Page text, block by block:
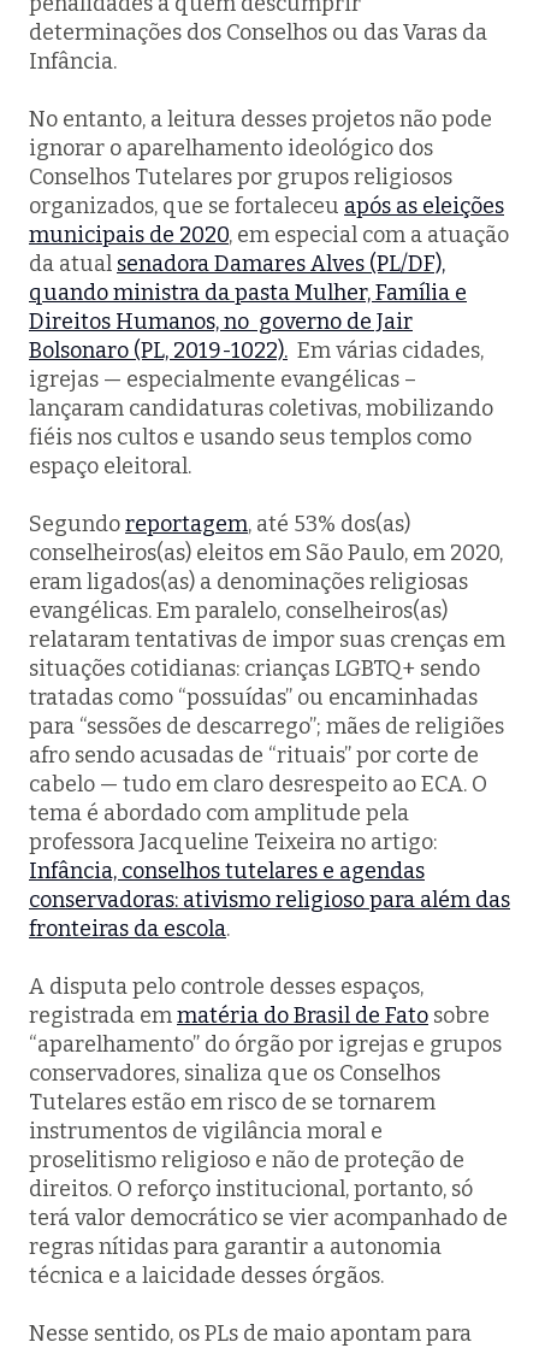
determinações dos Conselhos ou das Varas da
Infância.
No entanto, a leitura desses projetos não pode
ignorar o aparelhamento ideológico dos
Conselhos Tutelares por grupos religiosos
organizados, que se fortaleceu após as eleições
municipais de 2020, em especial com a atuação
da atual senadora Damares Alves (PL/DF),
quando ministra da pasta Mulher, Família e
Direitos Humanos, no governo de Jair
Bolsonaro (PL, 2019-1022). Em várias cidades,
igrejas — especialmente evangélicas –
lançaram candidaturas coletivas, mobilizando
fiéis nos cultos e usando seus templos como
espaço eleitoral.
Segundoreportagem, até 53% dos(as)
conselheiros(as) eleitos em São Paulo, em 2020,
eram ligados(as) a denominações religiosas
evangélicas. Em paralelo, conselheiros(as)
relataram tentativas de impor suas crenças em
situações cotidianas: crianças LGBTQ+ sendo
tratadas como “possuídas” ou encaminhadas
para “sessões de descarrego”; mães de religiões
afro sendo acusadas de “rituais” por corte de
cabelo — tudo em claro desrespeito ao ECA. O
tema é abordado com amplitude pela
professora Jacqueline Teixeira no artigo:
Infância, conselhos tutelares e agendas
conservadoras: ativismo religioso para além das
fronteiras da escola.
A disputa pelo controle desses espaços,
registrada emmatéria do Brasil de Fato sobre
“aparelhamento” do órgão por igrejas e grupos
conservadores, sinaliza que os Conselhos
Tutelares estão em risco de se tornarem
instrumentos de vigilância moral e
proselitismo religioso e não de proteção de
direitos. O reforço institucional, portanto, só
terá valor democrático se vier acompanhado de
regras nítidas para garantir a autonomia
técnica e a laicidade desses órgãos.
Nesse sentido, os PLs de maio apontam para